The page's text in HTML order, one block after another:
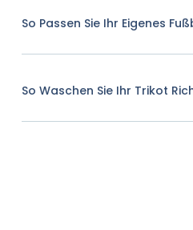
So Passen Sie Ihr Eigenes
So Waschen Sie Ihr Trikot